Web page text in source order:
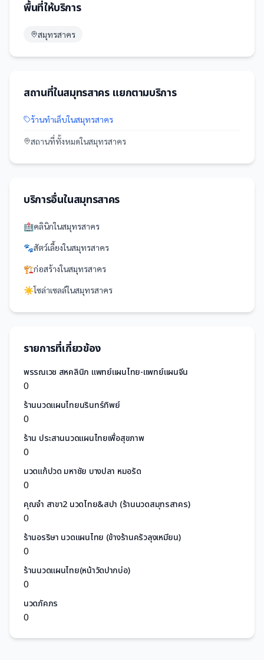
พื้นที่ให้บริการ
สมุทรสาคร
สถานที่ในสมุทรสาครแยกตามบริการ
ร้านทำเล็บในสมุทรสาคร
สถานที่ทั้งหมดในสมุทรสาคร
บริการอื่นในสมุทรสาคร
🏥คลินิกในสมุทรสาคร
🐾สัตว์เลี้ยงในสมุทรสาคร
🏗️ก่อสร้างในสมุทรสาคร
☀️โซล่าเซลล์ในสมุทรสาคร
รายการที่เกี่ยวข้อง
พรรณเวช สหคลินิก แพทย์แผนไทย-แพทย์แผนจีน
0
ร้านนวดแผนไทยนรินทร์ทิพย์
0
ร้าน ประสานนวดแผนไทยเพื่อสุขภาพ
0
นวดแก้ปวด มหาชัย บางปลา หมอรัด
0
คุณจ๋า สาขา2 นวดไทย&สปา (ร้านนวดสมุทรสาคร)
0
ร้านอรริษา นวดแผนไทย (ข้างร้านครัวลุงเหมียน)
0
ร้านนวดแผนไทย(หน้าวัดปากบ่อ)
0
นวดภัคภร
0